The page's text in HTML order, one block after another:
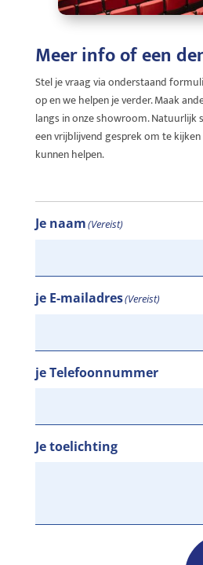
Meer info of een
Stel je vraag via onderstaand
op en we helpen je verder. Maak
langs in onze showroom. Natuurlijk
een vrijblijvend gesprek om te
kunnen helpen.
Je naam(Vereist)
je E-mailadres(Vereist)
je Telefoonnummer
Je toelichting